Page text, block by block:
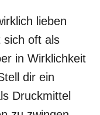
lieben
oft als
in Wirklichkeit
dir ein
Druckmittel